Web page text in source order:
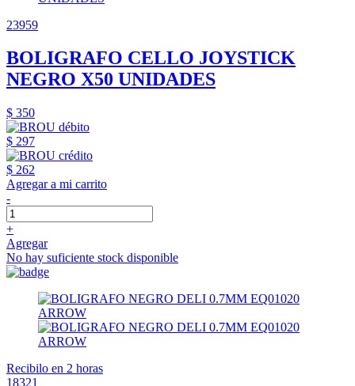
23959
BOLIGRAFO CELLO JOYSTICK
NEGRO X50 UNIDADES
$ 350
$ 297
$ 262
Agregar a mi carrito
-
+
Agregar
No hay suficiente stock disponible
Recibilo en 2 horas
18321